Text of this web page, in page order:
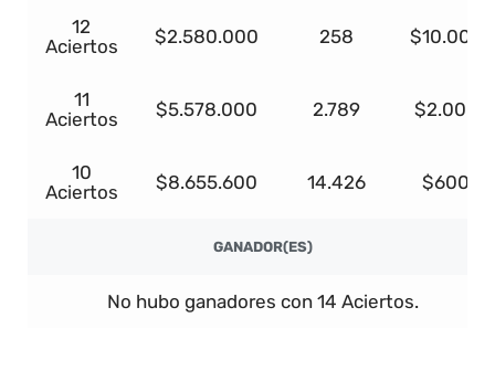
12
Aciertos
$2.580.000 258 $10.000
11
Aciertos
$5.578.000 2.789 $2.000
10
Aciertos
$8.655.600 14.426 $600
GANADOR(ES)
No hubo ganadores con 14 Aciertos.